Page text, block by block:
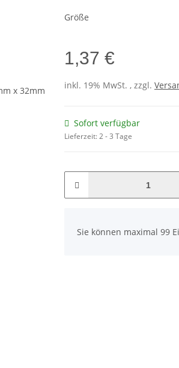
Größe
1,37 €
inkl. 19% MwSt. , zzgl.
Sofort verfügbar
Lieferzeit:2 - 3 Tage
Sie können maximal 99